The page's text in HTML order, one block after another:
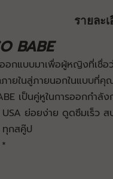
รายละ
BABE
ออกแบบมาเพื่อผู้หญิงที่เชื่
ภายในสู่ภายนอกในแบบที่
เป็นคู่หูในการออกกำลัง
USA ย่อยง่าย ดูดซึมเร็ว
กสคู๊ป